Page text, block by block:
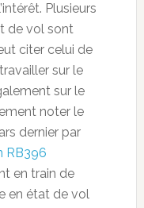
Plusieurs
de vol sont
citer celui de
sur le
sur le
noter le
dernier par
RB396
en train de
en état de vol